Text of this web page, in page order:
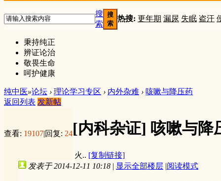
搜
索
搜
索
热搜: 更年期 漏尿 失眠 盗汗
秉持纯正
辨证论治
敬畏生命
呵护健康
纯中医»论坛 › 理论学习专区 › 内外杂难 › 咳嗽与降压药
返回列表 发新帖
查看: 19107|回复: 24[内科杂证] 咳嗽与降
火.. [复制链接]
发表于 2014-12-11 10:18 | 显示全部楼层 |阅读模式